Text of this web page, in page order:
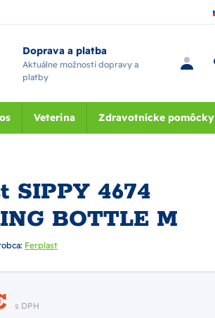
Doprava a platba
Aktuálne možnosti dopravy a
platby
Veterina Zdravotnícke pomôcky
SIPPY 4674
BOTTLE M
Ferplast
s DPH